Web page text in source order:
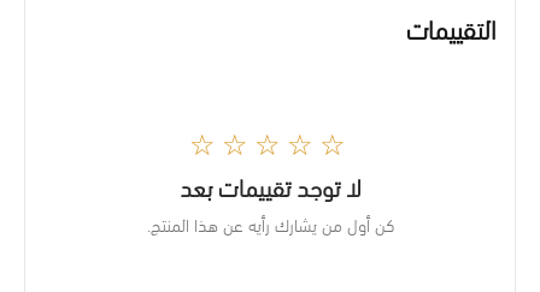
التقييمات
☆☆☆☆☆
لا توجد تقييمات بعد
كن أول من يشارك رأيه عن هذا المنتج.